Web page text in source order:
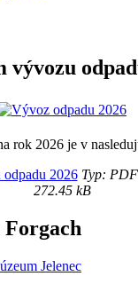
vývozu
rok 2026 je v
2026Typ: PDF
272.45 kB